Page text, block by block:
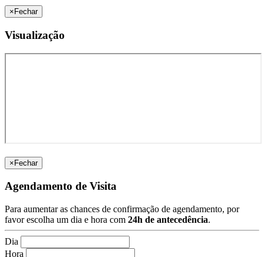
× Fechar
Visualização
×Fechar
Agendamento de Visita
Para aumentar as chances de confirmação de agendamento, por
favor escolha um dia e hora com 24h de antecedência.
Dia
Hora